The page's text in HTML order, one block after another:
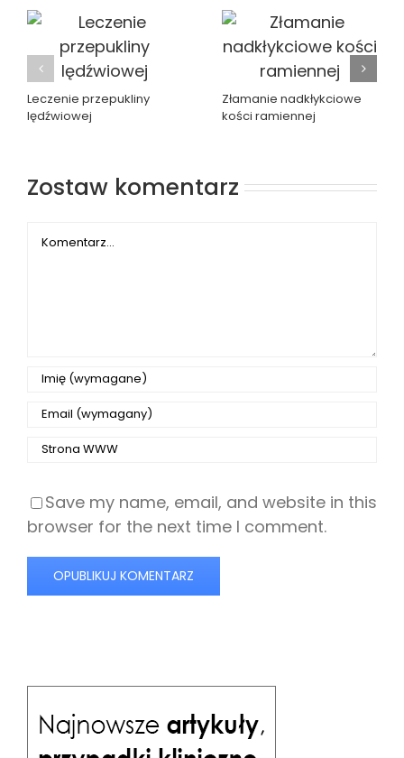
Leczenie przepukliny
lędźwiowej
Złamanie nadkłykciowe
kości ramiennej
Zostaw komentarz
Comment
Save my name, email, and website in this
browser for the next time I comment.